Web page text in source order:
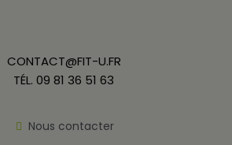
CONTACT@FIT-U.FR
TÉL. 09 81 36 51 63
Nous contacter